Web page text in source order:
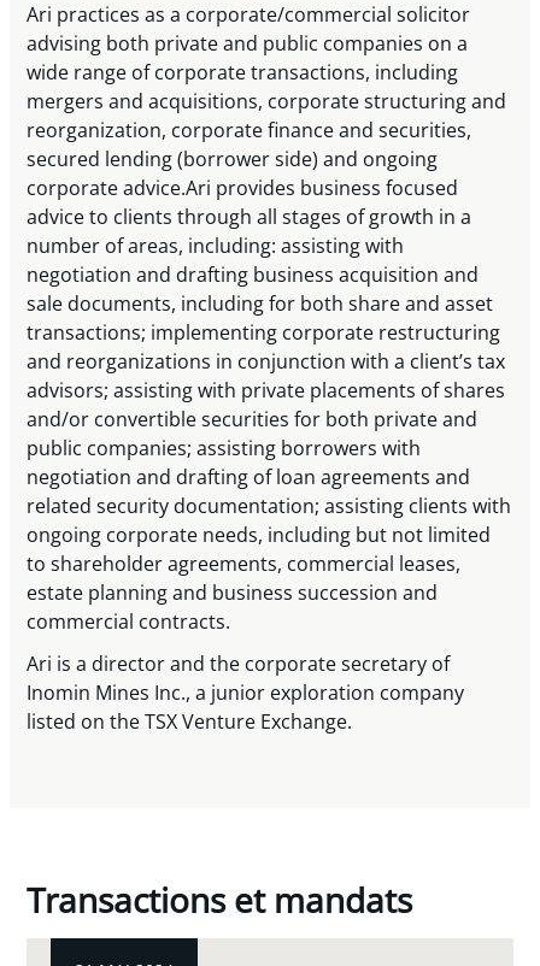
Ari practices as a corporate/commercial solicitor
advising both private and public companies on a
wide range of corporate transactions, including
mergers and acquisitions, corporate structuring and
reorganization, corporate finance and securities,
secured lending (borrower side) and ongoing
corporate advice.Ari provides business focused
advice to clients through all stages of growth in a
number of areas, including: assisting with
negotiation and drafting business acquisition and
sale documents, including for both share and asset
transactions; implementing corporate restructuring
and reorganizations in conjunction with a client’s tax
advisors; assisting with private placements of shares
and/or convertible securities for both private and
public companies; assisting borrowers with
negotiation and drafting of loan agreements and
related security documentation; assisting clients with
ongoing corporate needs, including but not limited
to shareholder agreements, commercial leases,
estate planning and business succession and
commercial contracts.
Ari is a director and the corporate secretary of
Inomin Mines Inc., a junior exploration company
listed on the TSX Venture Exchange.
Transactions et mandats